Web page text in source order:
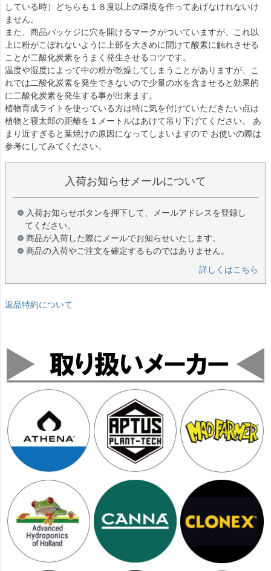
している時）どちらも１８度以上の環境を作ってあげなけれないけ
ません。
また、商品パッケジに穴を開けるマークがついていますが、これ以
上に粉がこぼれないように上部を大きめに開けて酸素に触れさせる
ことが二酸化炭素をうまく発生させるコツです。
温度や湿度によって中の粉が乾燥してしまうことがありますが、こ
れでは二酸化炭素を発生できないので少量の水を含ませると効果的
に二酸化炭素を発生する事が出来ます。
植物育成ライトを使っている方は特に気を付けていただきたい点は
植物と寝太郎の距離を１メートルはあけて吊り下げてください。 あ
まり近すぎると葉焼けの原因になってしまいますので お使いの際は
参考にしてみてください。
入荷お知らせメールについて
入荷お知らせボタンを押下して、メールアドレスを登録し
てください。
商品が入荷した際にメールでお知らせいたします。
商品の入荷やご注文を確定するものではありません。
詳しくはこちら
返品特約について